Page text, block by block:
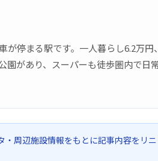
停まる駅です。一人暮らし6.2万円
園があり、スーパーも徒歩圏内で日
周辺施設情報をもとに記事内容をリ